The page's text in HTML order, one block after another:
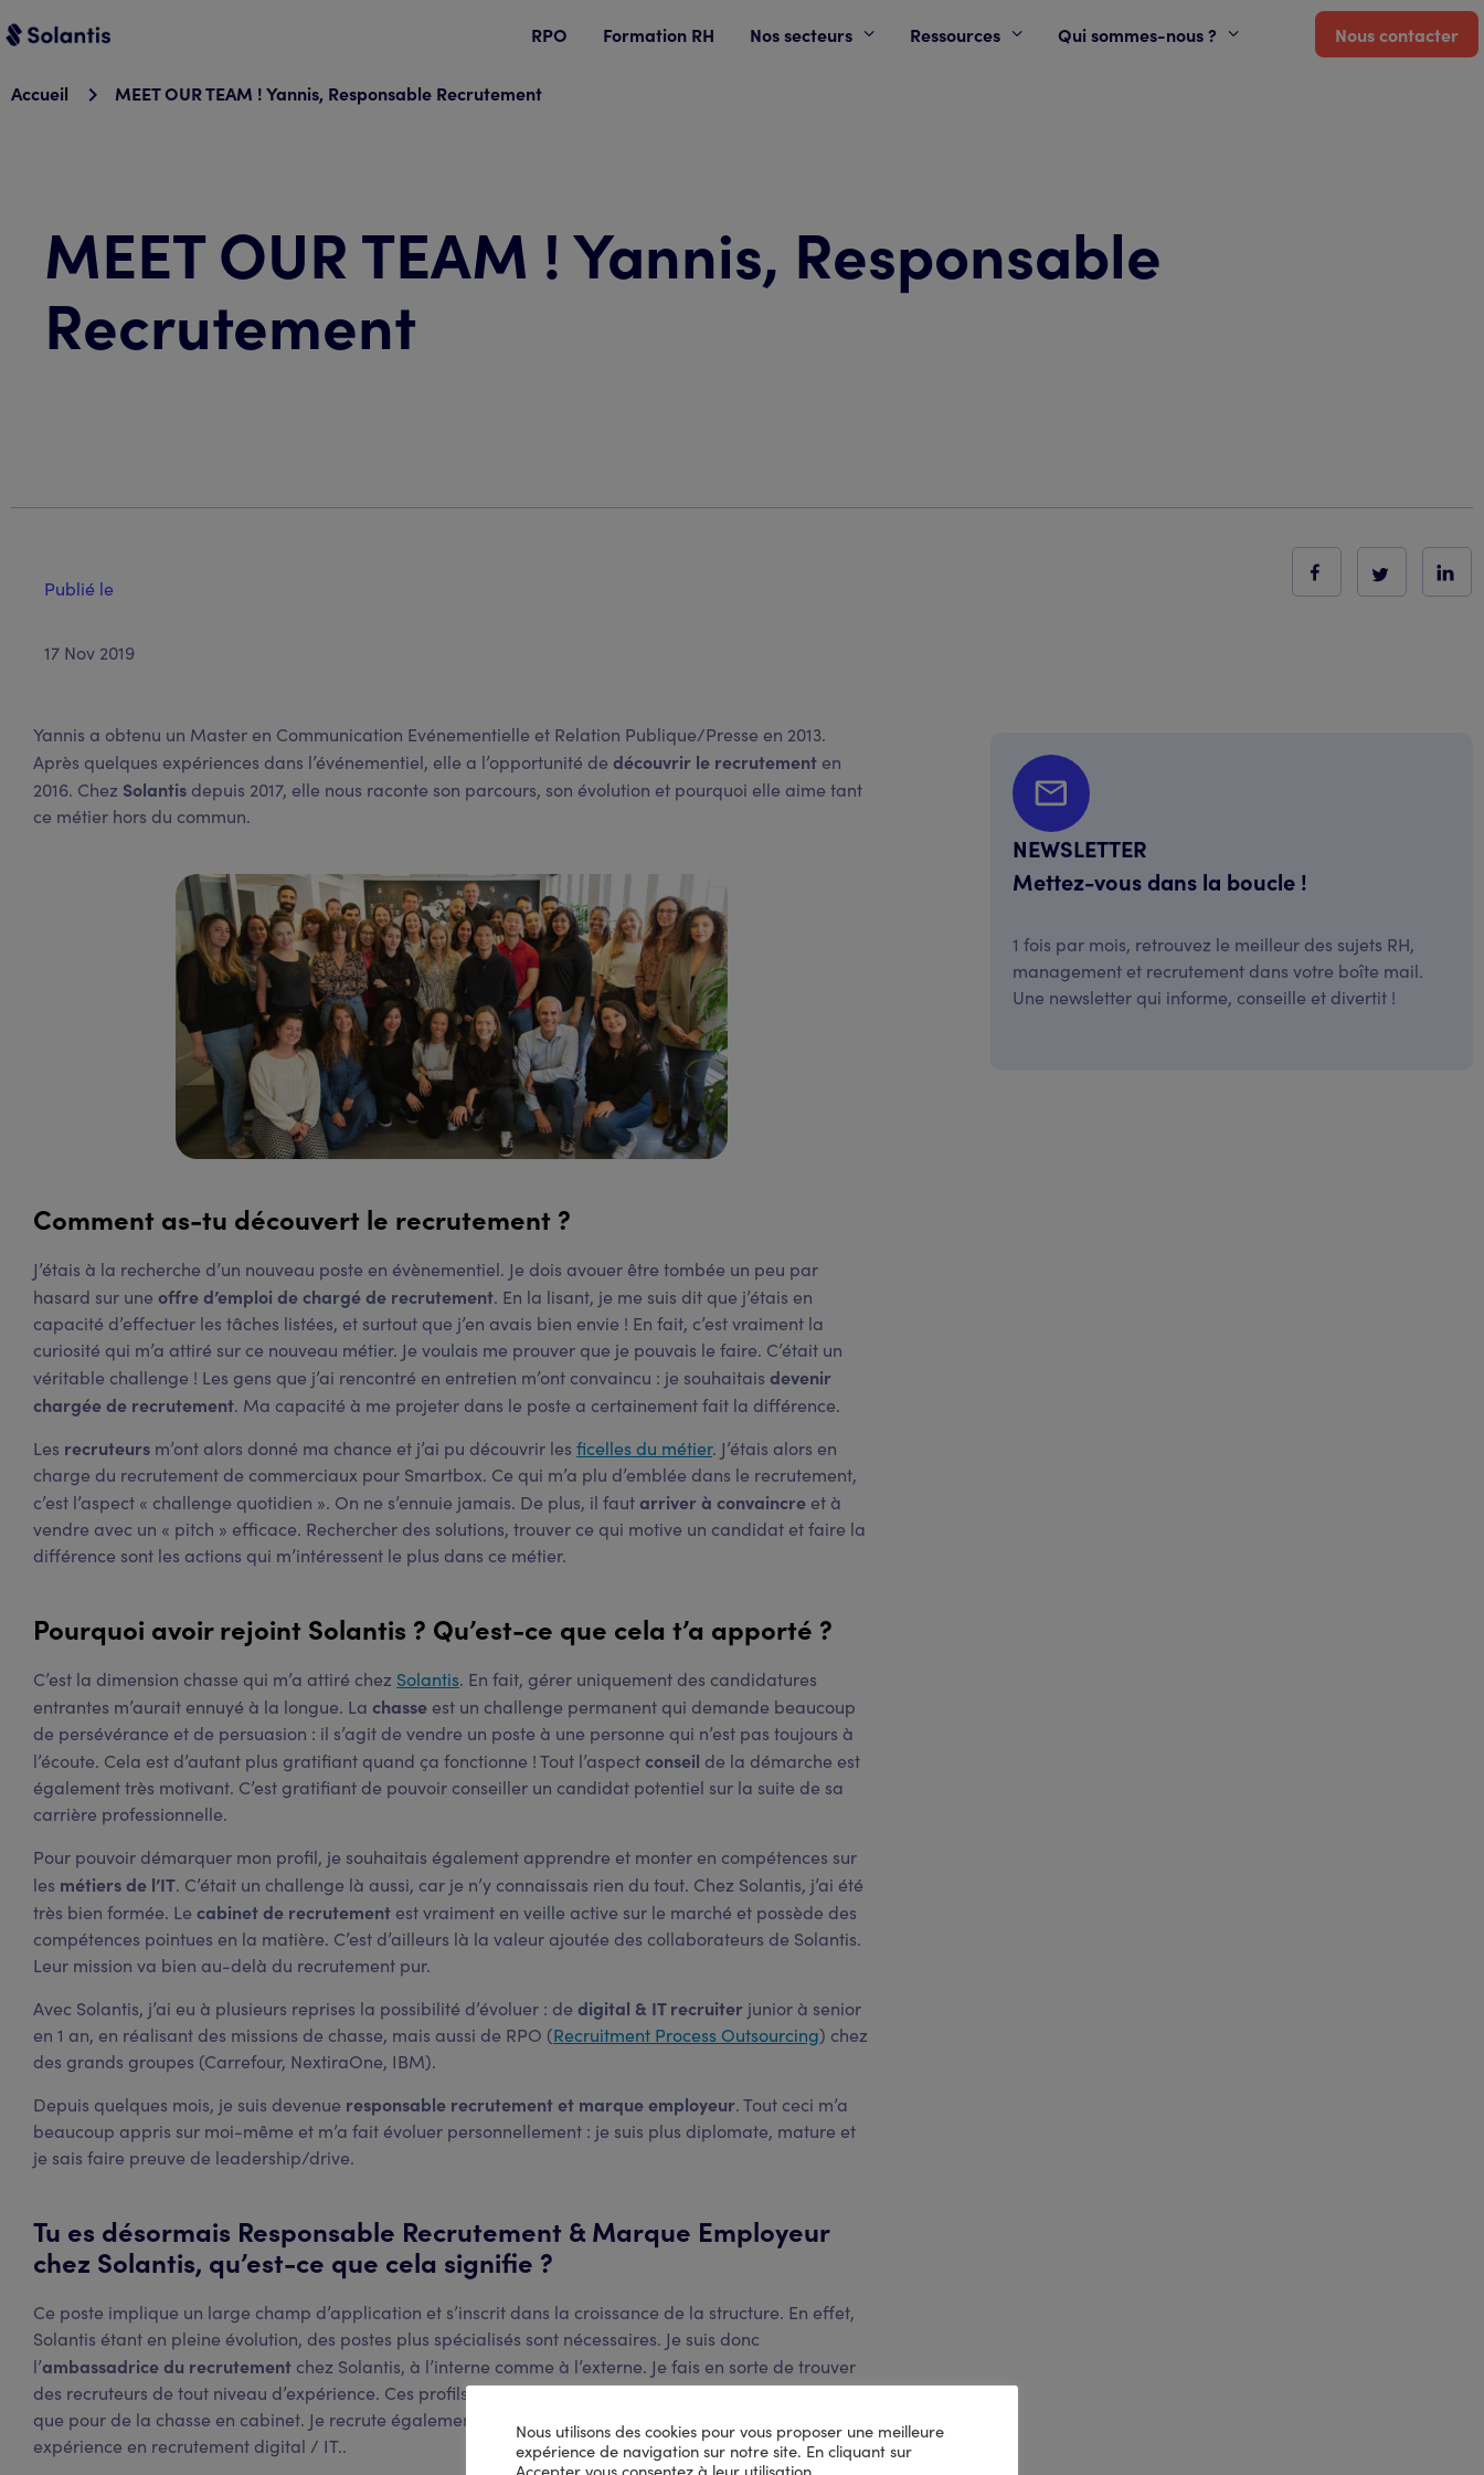
RPO Formation RH Nos secteurs Ressources Qui sommes-nous ? Nous contacter
Accueil MEET OUR TEAM ! Yannis, Responsable Recrutement
MEET OUR TEAM ! Yannis, Responsable
Recrutement
Publié le
17 Nov 2019
Yannis a obtenu un Master en Communication Evénementielle et Relation Publique/Presse en 2013.
Après quelques expériences dans l’événementiel, elle a l’opportunité de découvrir le recrutement en
2016. Chez Solantis depuis 2017, elle nous raconte son parcours, son évolution et pourquoi elle aime tant
ce métier hors du commun.
Comment as-tu découvert le recrutement ?
J’étais à la recherche d’un nouveau poste en évènementiel. Je dois avouer être tombée un peu par
hasard sur une offre d’emploi de chargé de recrutement. En la lisant, je me suis dit que j’étais en
capacité d’effectuer les tâches listées, et surtout que j’en avais bien envie ! En fait, c’est vraiment la
curiosité qui m’a attiré sur ce nouveau métier. Je voulais me prouver que je pouvais le faire. C’était un
véritable challenge ! Les gens que j’ai rencontré en entretien m’ont convaincu : je souhaitais devenir
chargée de recrutement. Ma capacité à me projeter dans le poste a certainement fait la différence.
Les recruteurs m’ont alors donné ma chance et j’ai pu découvrir les ficelles du métier. J’étais alors en
charge du recrutement de commerciaux pour Smartbox. Ce qui m’a plu d’emblée dans le recrutement,
c’est l’aspect « challenge quotidien ». On ne s’ennuie jamais. De plus, il fautarriver à convaincre et à
vendre avec un « pitch » efficace. Rechercher des solutions, trouver ce qui motive un candidat et faire la
différence sont les actions qui m’intéressent le plus dans ce métier.
Pourquoi avoir rejoint Solantis ? Qu’est-ce que cela t’a apporté ?
C’est la dimension chasse qui m’a attiré chez Solantis. En fait, gérer uniquement des candidatures
entrantes m’aurait ennuyé à la longue. La chasse est un challenge permanent qui demande beaucoup
de persévérance et de persuasion : il s’agit de vendre un poste à une personne qui n’est pas toujours à
l’écoute. Cela est d’autant plus gratifiant quand ça fonctionne ! Tout l’aspectconseil de la démarche est
également très motivant. C’est gratifiant de pouvoir conseiller un candidat potentiel sur la suite de sa
carrière professionnelle.
Pour pouvoir démarquer mon profil, je souhaitais également apprendre et monter en compétences sur
les métiers de l’IT. C’était un challenge là aussi, car je n’y connaissais rien du tout. Chez Solantis, j’ai été
très bien formée. Le cabinet de recrutement est vraiment en veille active sur le marché et possède des
compétences pointues en la matière. C’est d’ailleurs là la valeur ajoutée des collaborateurs de Solantis.
Leur mission va bien au-delà du recrutement pur.
Avec Solantis, j’ai eu à plusieurs reprises la possibilité d’évoluer : de digital & IT recruiter junior à senior
en 1 an, en réalisant des missions de chasse, mais aussi de RPO (Recruitment Process Outsourcing) chez
des grands groupes (Carrefour, NextiraOne, IBM).
Depuis quelques mois, je suis devenue responsable recrutement et marque employeur. Tout ceci m’a
beaucoup appris sur moi-même et m’a fait évoluer personnellement : je suis plus diplomate, mature et
je sais faire preuve de leadership/drive.
Tu es désormais Responsable Recrutement & Marque Employeur
chez Solantis, qu’est-ce que cela signifie ?
Ce poste implique un large champ d’application et s’inscrit dans la croissance de la structure. En effet,
Solantis étant en pleine évolution, des postes plus spécialisés sont nécessaires. Je suis donc
l’ambassadrice du recrutement chez Solantis, à l’interne comme à l’externe. Je fais en sorte de trouver
des recruteurs de tout niveau d’expérience. Ces profils interviendront aussi bien pour desmissions RPO
que pour de la chasse en cabinet. Je recrute également les consultants, qui ont déjà une solide
expérience en recrutement digital / IT..
NEWSLETTER
Mettez-vous dans la boucle !
1 fois par mois, retrouvez le meilleur des sujets RH,
management et recrutement dans votre boîte mail.
Une newsletter qui informe, conseille et divertit !
Nous utilisons des cookies pour vous proposer une meilleure
expérience de navigation sur notre site. En cliquant sur
Accepter vous consentez à leur utilisation.